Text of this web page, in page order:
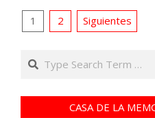
Paginación
entradas
1 2 Siguientes
Search
CASA DE LA